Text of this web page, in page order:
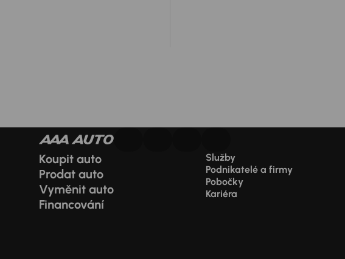
Koupit auto
Prodat auto
Vyměnit auto
Financování
Služby
Podnikatelé a firmy
Pobočky
Kariéra